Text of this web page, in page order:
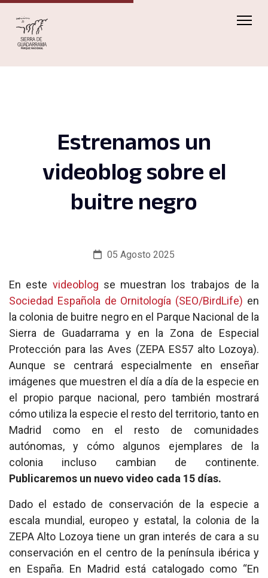
Estrenamos un
videoblog sobre el
buitre negro
05 Agosto 2025
En este videoblog se muestran los trabajos de la
Sociedad Española de Ornitología (SEO/BirdLife) en
la colonia de buitre negro en el Parque Nacional de la
Sierra de Guadarrama y en la Zona de Especial
Protección para las Aves (ZEPA ES57 alto Lozoya).
Aunque se centrará especialmente en enseñar
imágenes que muestren el día a día de la especie en
el propio parque nacional, pero también mostrará
cómo utiliza la especie el resto del territorio, tanto en
Madrid como en el resto de comunidades
autónomas, y cómo algunos ejemplares de la
colonia incluso cambian de continente.
Publicaremos un nuevo video cada 15 días.
Dado el estado de conservación de la especie a
escala mundial, europeo y estatal, la colonia de la
ZEPA Alto Lozoya tiene un gran interés de cara a su
conservación en el centro de la península ibérica y
en España. En Madrid está catalogado como “En